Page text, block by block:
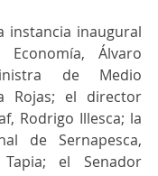
instancia inaugural
Álvaro
de Medio
Rojas; el director
Rodrigo Illesca; la
de Sernapesca,
el Senador